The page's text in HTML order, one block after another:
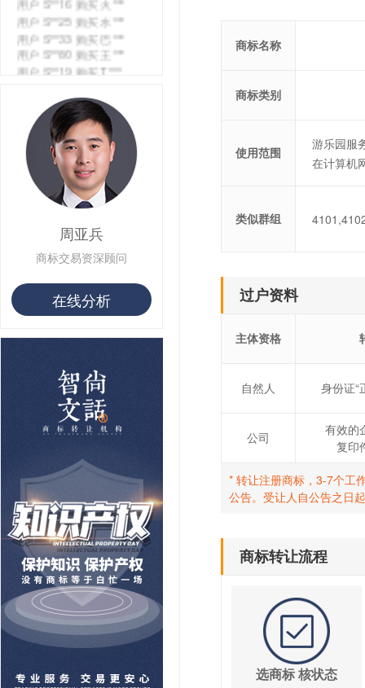
用户 S**25 购买 水***
用户 S**33 购买 巴***
用户 S**80 购买 王***
用户 S**19 购买 T***
用户 S**22 购买 茶***
周亚兵
商标交易资深顾问
在线分析
商标名称
商标类别
使用范围
游乐园服
在计算机
类似群组
过户资料
主体资格
自然人 身份证“
公司
有效的
复印
* 转让注册商标，3-7个工
公告。受让人自公告之日
商标转让流程
选商标 核状态